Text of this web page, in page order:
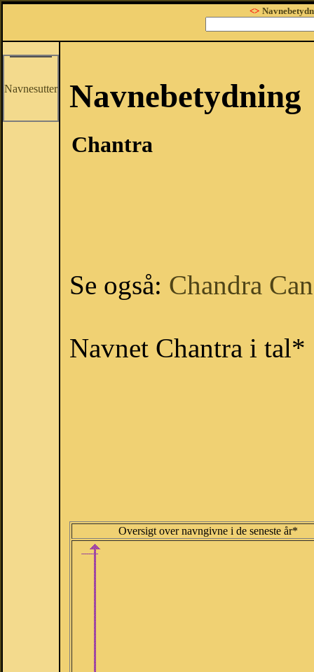
<>
Navnesutter Navnebetydning
Chantra
Se også: Chandra
Navnet Chantra i tal*
Oversigt over navngivne i de seneste år*